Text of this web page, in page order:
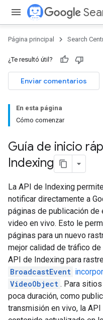
Página principal Search
¿Te resultó útil?
Enviar comentarios
En esta página
Cómo comenzar
Guía de inicio
Indexing
La API de Indexing
notificar directamente a
páginas de publicación
video en vivo. Esto le
páginas para un nuevo
mejor calidad de tráfico
API de Indexing para
BroadcastEvent
VideoObject . Para
poca duración, como
transmisión en vivo, la